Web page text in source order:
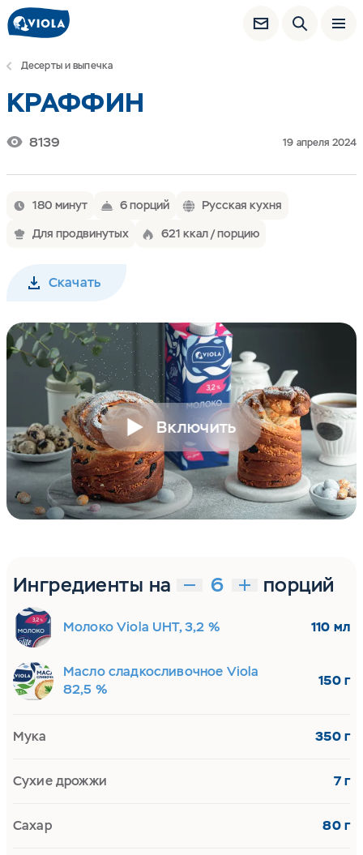
Десерты и выпечка
КРАФФИН
8139 19 апреля 2024
180 минут 6 порций
Русская кухня
Для продвинутых
621 ккал / порцию
Скачать
Включить
Ингредиенты на порций
Молоко Viola UHT, 3,2 % 110 мл
Масло сладкосливочное Viola
82,5 %
150 г
Мука 350 г
Сухие дрожжи 7 г
Сахар 80 г